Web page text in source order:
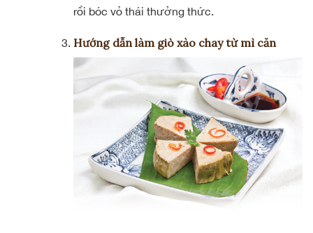
rồi bóc vỏ thái thưởng thức.
Hướng dẫn làm giò xào chay từ mì căn